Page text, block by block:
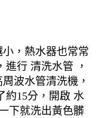
，熱水器也常常
行 清洗水管 ，
波水管清洗機，
約15分，開啟 水
下就洗出黃色髒